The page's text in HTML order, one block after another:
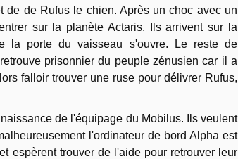
de de Rufus le chien. Après un choc avec un
sur la planète Actaris. Ils arrivent sur la
la porte du vaisseau s'ouvre. Le reste de
prisonnier du peuple zénusien car il a
falloir trouver une ruse pour délivrer Rufus,
de l'équipage du Mobilus. Ils veulent
l'ordinateur de bord Alpha est
espèrent trouver de l'aide pour retrouver leur